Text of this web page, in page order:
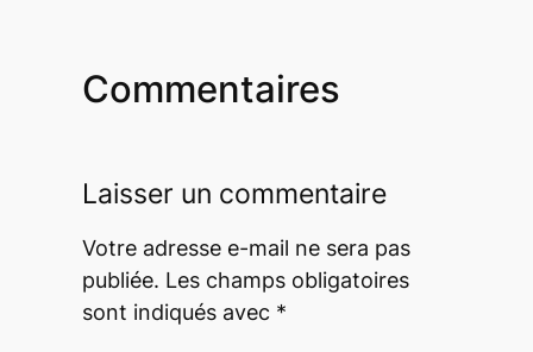
Commentaires
Laisser un commentaire
Votre adresse e-mail ne sera pas
publiée. Les champs obligatoires
sont indiqués avec *